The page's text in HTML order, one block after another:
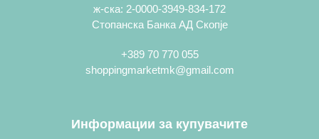
ж-ска: 2-0000-3949-834-172
Стопанска Банка АД Скопје
+389 70 770 055
shoppingmarketmk@gmail.com
Информации за купувачите